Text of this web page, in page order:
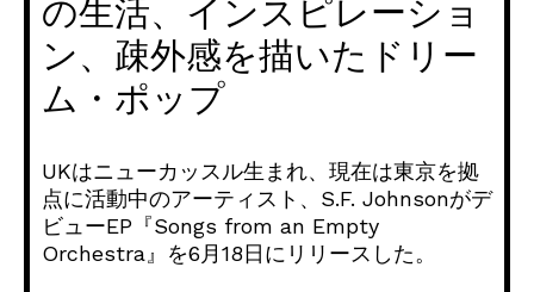
の生活、インスピレーショ
ン、疎外感を描いたドリー
ム・ポップ
UKはニューカッスル生まれ、現在は東京を拠
点に活動中のアーティスト、S.F. Johnsonがデ
ビューEP『Songs from an Empty
Orchestra』を6月18日にリリースした。